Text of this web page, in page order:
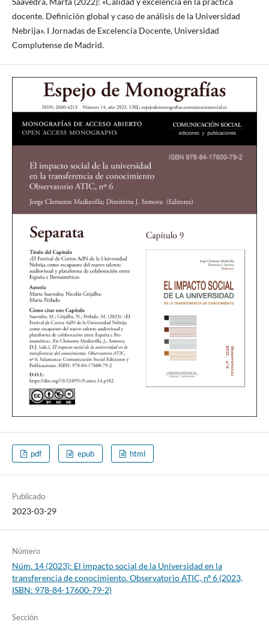
docente. Definición global y caso de análisis de la Universidad
Nebrija». I Jornadas de Excelencia Docente, Universidad
Complutense de Madrid.
pdf epub html
Publicado
2023-03-29
Número
Núm. 14 (2023): El impacto social de la Universidad en la
transferencia de conocimiento. Observatorio ATIC, nº 6 (2023,
ISBN: 978-84-17600-79-2)
Sección